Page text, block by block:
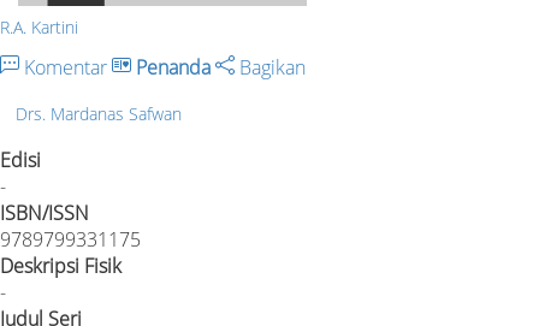
R.A. Kartini
Komentar Penanda Bagikan
Drs. Mardanas Safwan
Edisi
-
ISBN/ISSN
9789799331175
Deskripsi Fisik
-
Judul Seri